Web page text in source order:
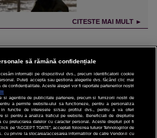
CITESTE MAI MULT ►
să rămână confidențiale
informații pe dispozitivul dvs., precum identificatorii cookie
Puteți accepta sau gestiona alegerile dvs. făcând clic mai
confidențialitate. Aceste alegeri vor fi raportate partenerilor noștri
si agentiile de publicitate partenere, precum si furnizorii nostri de
a permite website-ului sa functioneze, pentru a personaliza
functie de interesele si/sau profilul dvs., pentru a va oferi
si pentru a analiza traficul pe website. Beneficiati de drepturile
cu prelucrarea datelor cu caracter personal. Aceste drepturi pot fi
click pe “ACCEPT TOATE”, acceptati folosirea tuturor Tehnologiilor de
privire la stocarea/accesarea informatiilor de catre Vendor-ii cu